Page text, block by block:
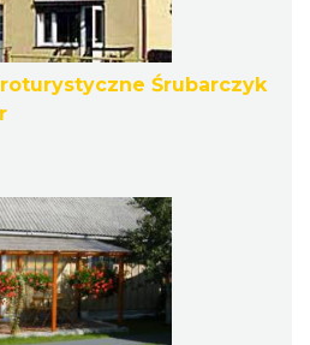
Śrubarczyk